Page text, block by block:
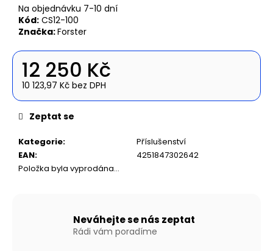
Na objednávku 7-10 dní
Kód: CS12-100
Značka:Forster
12 250 Kč
10 123,97 Kč bez DPH
Kategorie:
Příslušenství
EAN:
4251847302642
Položka byla vyprodána…
Zeptat se
Neváhejte se nás zeptat
Rádi vám poradíme
e
m
e
NAFUKOVACÍ
ČLUN
WILLIS
BOATS
RY-
BD270
ZELENÉ
BARVĚ
SE
SKLÁDACÍ